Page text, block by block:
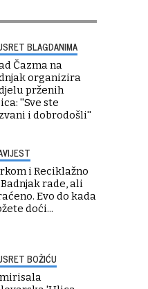
BLAGDANIMA
Čazma na
organizira
prženih
''Sve ste
i dobrodošli''
i Reciklažno
rade, ali
Evo do kada
doći...
BOŽIĆU